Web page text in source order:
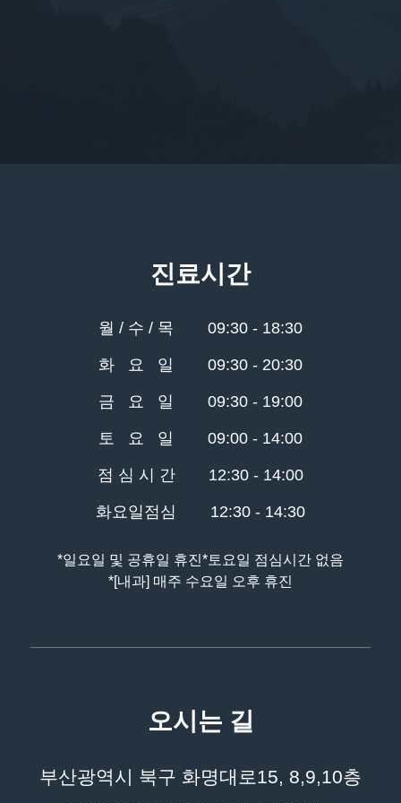
진료시간
월 / 수 / 목
09:30 - 18:30
화 요 일
09:30 - 20:30
금 요 일
09:30 - 19:00
토 요 일
09:00 - 14:00
점 심 시 간
12:30 - 14:00
화요일점심
12:30 - 14:30
*일요일 및 공휴일 휴진*토요일 점심시간 없음
*[내과] 매주 수요일 오후 휴진
오시는 길
부산광역시 북구 화명대로15, 8,9,10층